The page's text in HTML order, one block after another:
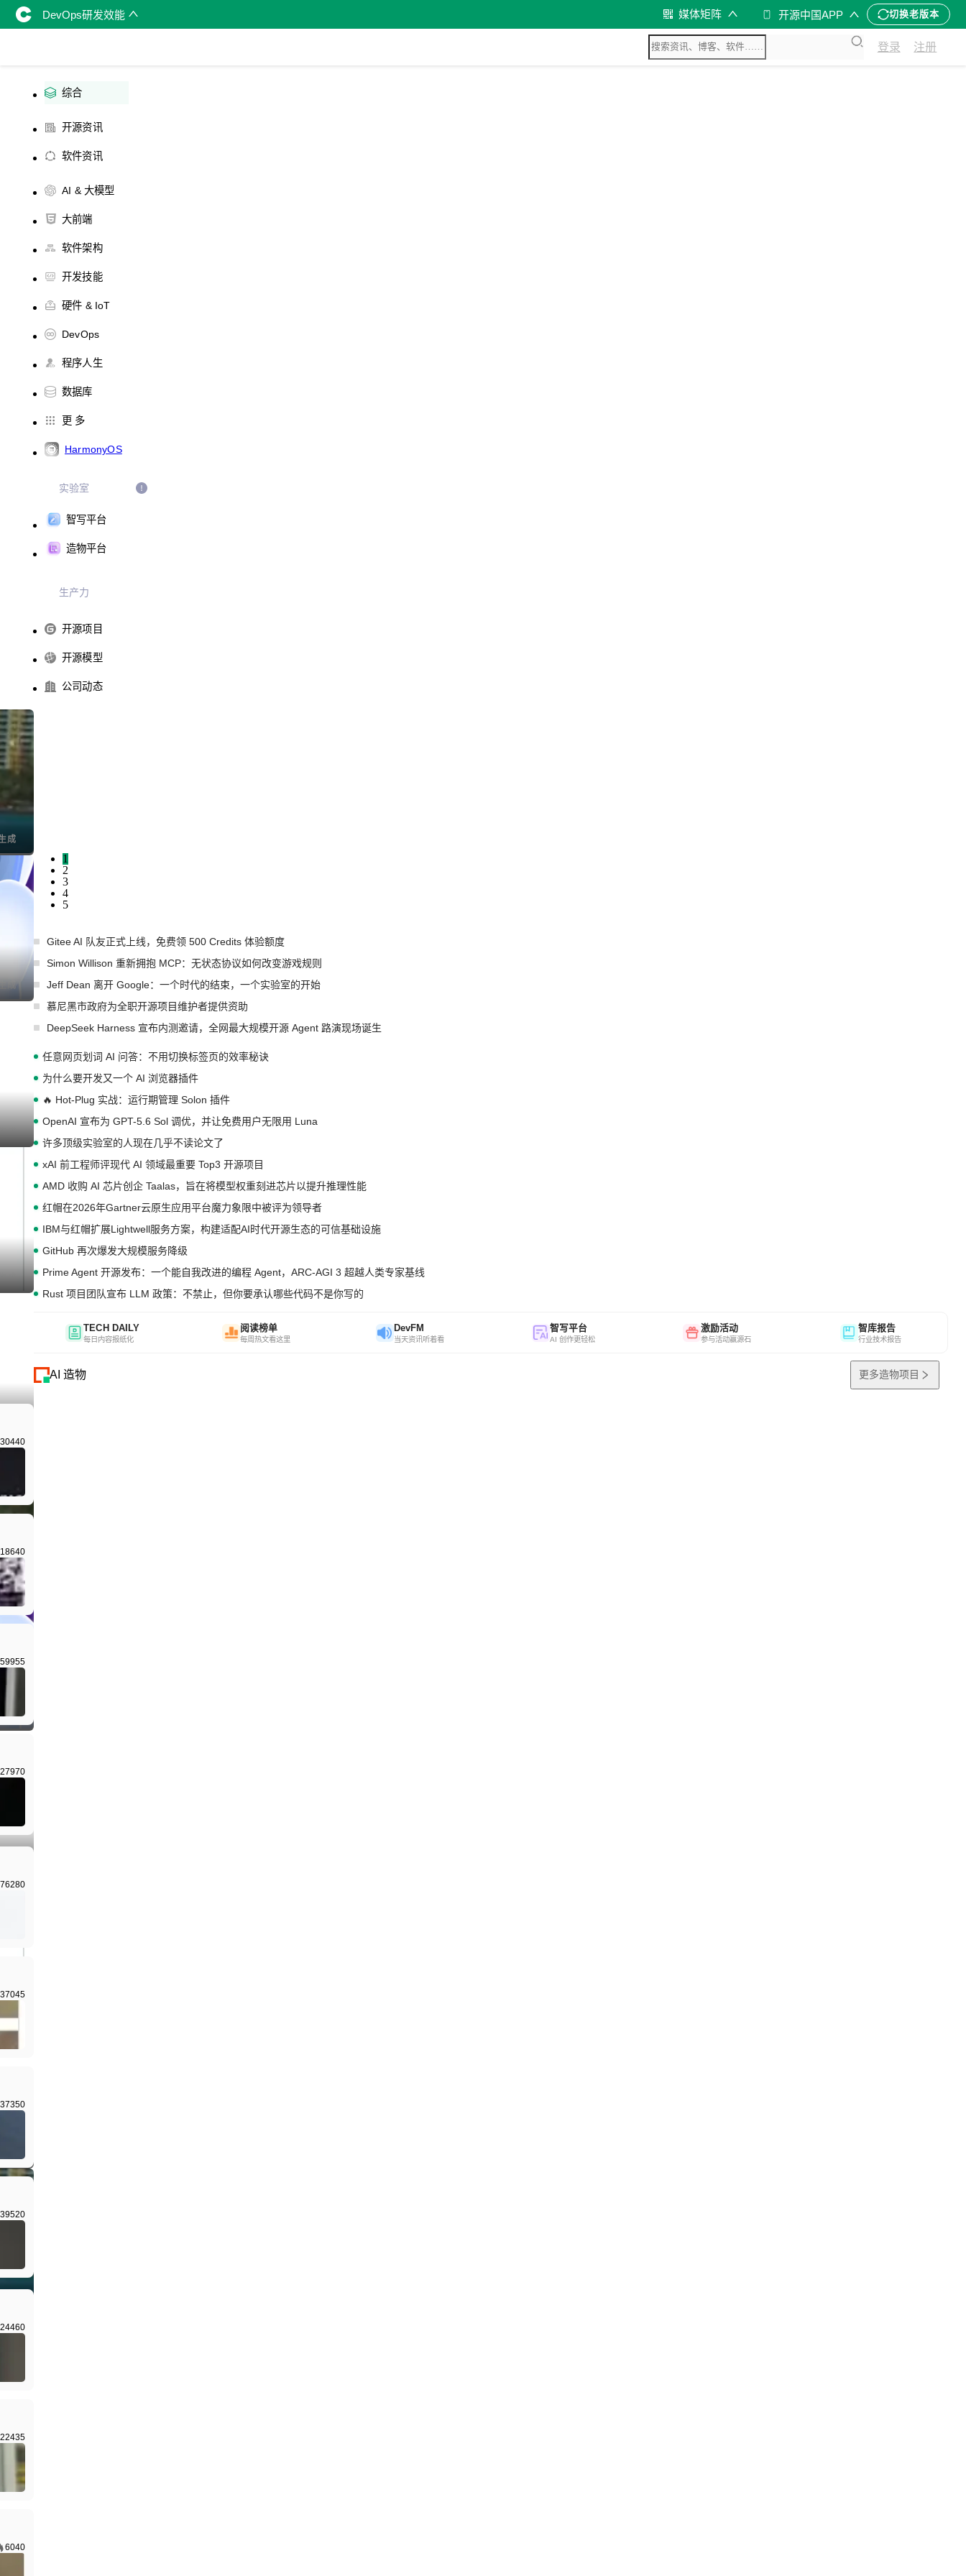
DevOps研发效能 媒体矩阵 开源中国APP 切换老版本
登录 注册
综合
开源资讯
软件资讯
AI & 大模型
大前端
软件架构
开发技能
硬件 & IoT
DevOps
程序人生
数据库
更 多
HarmonyOS
实验室
智写平台
造物平台
生产力
开源项目
开源模型
公司动态
成
成
成
成
1
2
3
4
5
Gitee AI 队友正式上线，免费领 500 Credits 体验额度
Simon Willison 重新拥抱 MCP：无状态协议如何改变游戏规则
Jeff Dean 离开 Google：一个时代的结束，一个实验室的开始
慕尼黑市政府为全职开源项目维护者提供资助
DeepSeek Harness 宣布内测邀请，全网最大规模开源 Agent 路演现场诞生
任意网页划词 AI 问答：不用切换标签页的效率秘诀
为什么要开发又一个 AI 浏览器插件
🔥 Hot-Plug 实战：运行期管理 Solon 插件
OpenAI 宣布为 GPT-5.6 Sol 调优，并让免费用户无限用 Luna
许多顶级实验室的人现在几乎不读论文了
xAI 前工程师评现代 AI 领域最重要 Top3 开源项目
AMD 收购 AI 芯片创企 Taalas，旨在将模型权重刻进芯片以提升推理性能
红帽在2026年Gartner云原生应用平台魔力象限中被评为领导者
IBM与红帽扩展Lightwell服务方案，构建适配AI时代开源生态的可信基础设施
GitHub 再次爆发大规模服务降级
Prime Agent 开源发布：一个能自我改进的编程 Agent，ARC-AGI 3 超越人类专家基线
Rust 项目团队宣布 LLM 政策：不禁止，但你要承认哪些代码不是你写的
TECH DAILY
每日内容报纸化
阅读榜单
每周热文看这里
DevFM
当天资讯听着看
智写平台
AI 创作更轻松
激励活动
参与活动赢源石
智库报告
行业技术报告
AI 造物 更多造物项目
30440
18640
59955
27970
76280
37045
37350
39520
24460
22435
6040